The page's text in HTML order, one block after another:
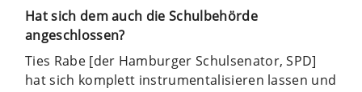
Hat sich dem auch die Schulbehörde
angeschlossen?
Ties Rabe [der Hamburger Schulsenator, SPD]
hat sich komplett instrumentalisieren lassen und